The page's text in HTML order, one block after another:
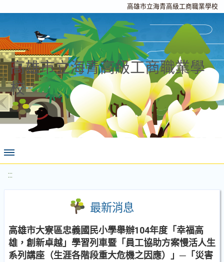
高雄市立海青高級工商職業學校
高雄市立海青高級工商職業學
校
:::
最新消息
高雄市大寮區忠義國民小學舉辦104年度「幸福高
雄，創新卓越」學習列車暨「員工協助方案慢活人生
系列講座（生涯各階段重大危機之因應）」─「災害